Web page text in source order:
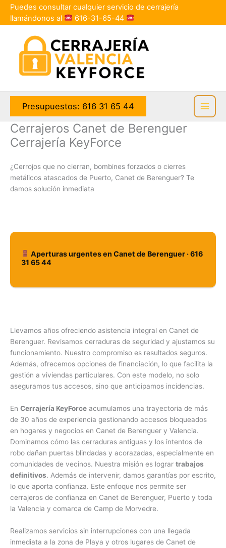
contenido
Puedes consultar cualquier servicio de cerrajería
llamándonos al
616-31-65-44
Presupuestos: 616 31 65 44
Cerrajeros Canet de Berenguer
Cerrajería KeyForce
¿Cerrojos que no cierran, bombines forzados o cierres
metálicos atascados de Puerto, Canet de Berenguer? Te
damos solución inmediata
Aperturas urgentes en Canet de Berenguer · 616
31 65 44
Llevamos años ofreciendo asistencia integral en Canet de
Berenguer. Revisamos cerraduras de seguridad y ajustamos su
funcionamiento. Nuestro compromiso es resultados seguros.
Además, ofrecemos opciones de financiación, lo que facilita la
gestión a viviendas particulares. Con este modelo, no solo
aseguramos tus accesos, sino que anticipamos incidencias.
En Cerrajería KeyForce acumulamos una trayectoria de más
de 30 años de experiencia gestionando accesos bloqueados
en hogares y negocios en Canet de Berenguer y Valencia.
Dominamos cómo las cerraduras antiguas y los intentos de
robo dañan puertas blindadas y acorazadas, especialmente en
comunidades de vecinos. Nuestra misión es lograr trabajos
definitivos. Además de intervenir, damos garantías por escrito,
lo que aporta confianza. Este enfoque nos permite ser
cerrajeros de confianza en Canet de Berenguer, Puerto y toda
la Valencia y comarca de Camp de Morvedre.
Realizamos servicios sin interrupciones con una llegada
inmediata a la zona de Playa y otros lugares de Canet de